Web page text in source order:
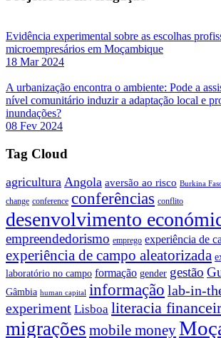
Evidência experimental sobre as escolhas
microempresários em Moçambique
18 Mar 2024
A urbanização encontra o ambiente: Pode a
nível comunitário induzir a adaptação local e
inundações?
08 Fev 2024
Tag Cloud
agricultura Angola aversão ao risco Burkina
change conference conferências conflito
desenvolvimento
empreendedorismo emprego experiência de
experiência de campo aleatorizada
laboratório no campo formação gender gestão
Gâmbia human capital informação lab-in-
experiment Lisboa literacia
migrações mobile money